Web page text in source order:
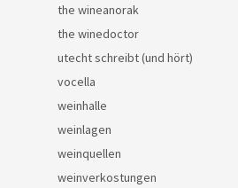
the wineanorak
the winedoctor
utecht schreibt (und hört)
vocella
weinhalle
weinlagen
weinquellen
weinverkostungen